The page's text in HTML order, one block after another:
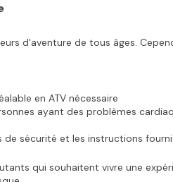
d'aventure de tous âges.
en ATV nécessaire
ayant des problèmes
sécurité et les instructions
qui souhaitent vivre une